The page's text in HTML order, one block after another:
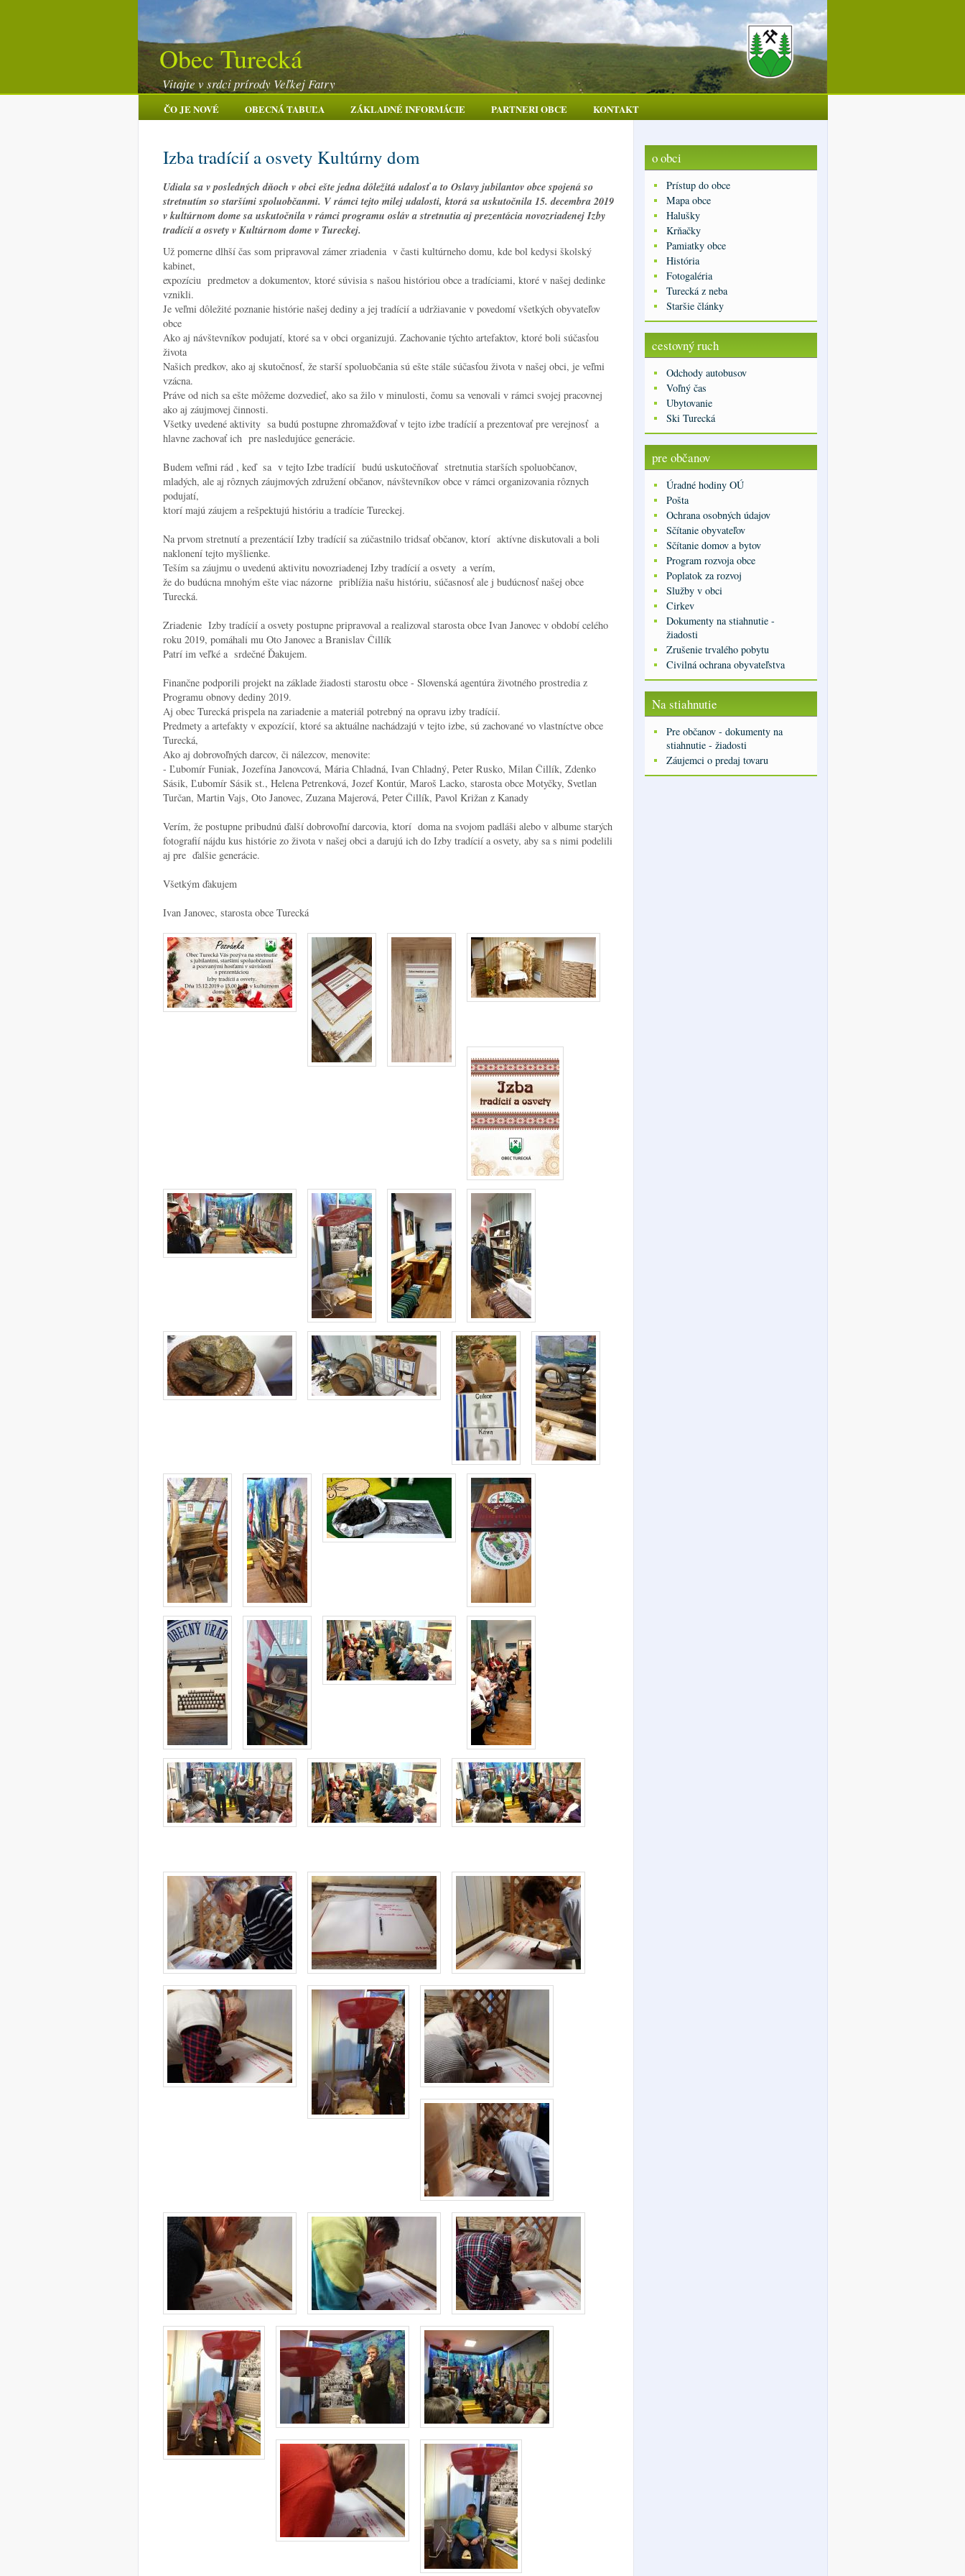
Obec Turecká
Vitajte v srdci prírody Veľkej Fatry
ČO JE NOVÉ OBECNÁ TABUĽA ZÁKLADNÉ INFORMÁCIE PARTNERI OBCE KONTAKT
Izba tradícií a osvety Kultúrny dom
Udiala sa v posledných dňoch v obci ešte jedna dôležitá udalosť a to Oslavy jubilantov obce spojená so
stretnutím so staršími spoluobčanmi. V rámci tejto milej udalosti, ktorá sa uskutočnila 15. decembra 2019
v kultúrnom dome sa uskutočnila v rámci programu osláv a stretnutia aj prezentácia novozriadenej Izby
tradícií a osvety v Kultúrnom dome v Tureckej.
Už pomerne dlhší čas som pripravoval zámer zriadenia v časti kultúrneho domu, kde bol kedysi školský
kabinet,
expozíciu predmetov a dokumentov, ktoré súvisia s našou históriou obce a tradíciami, ktoré v našej dedinke
vznikli.
Je veľmi dôležité poznanie histórie našej dediny a jej tradícií a udržiavanie v povedomí všetkých obyvateľov
obce
Ako aj návštevníkov podujatí, ktoré sa v obci organizujú. Zachovanie týchto artefaktov, ktoré boli súčasťou
života
Našich predkov, ako aj skutočnosť, že starší spoluobčania sú ešte stále súčasťou života v našej obci, je veľmi
vzácna.
Práve od nich sa ešte môžeme dozvedieť, ako sa žilo v minulosti, čomu sa venovali v rámci svojej pracovnej
ako aj záujmovej činnosti.
Všetky uvedené aktivity sa budú postupne zhromažďovať v tejto izbe tradícií a prezentovať pre verejnosť a
hlavne zachovať ich pre nasledujúce generácie.
Budem veľmi rád , keď sa v tejto Izbe tradícií budú uskutočňovať stretnutia starších spoluobčanov,
mladých, ale aj rôznych záujmových združení občanov, návštevníkov obce v rámci organizovania rôznych
podujatí,
ktorí majú záujem a rešpektujú históriu a tradície Tureckej.
Na prvom stretnutí a prezentácií Izby tradícií sa zúčastnilo tridsať občanov, ktorí aktívne diskutovali a boli
naklonení tejto myšlienke.
Teším sa záujmu o uvedenú aktivitu novozriadenej Izby tradícií a osvety a verím,
že do budúcna mnohým ešte viac názorne priblížia našu históriu, súčasnosť ale j budúcnosť našej obce
Turecká.
Zriadenie Izby tradícií a osvety postupne pripravoval a realizoval starosta obce Ivan Janovec v období celého
roku 2019, pomáhali mu Oto Janovec a Branislav Čillík
Patrí im veľké a srdečné Ďakujem.
Finančne podporili projekt na základe žiadosti starostu obce - Slovenská agentúra životného prostredia z
Programu obnovy dediny 2019.
Aj obec Turecká prispela na zariadenie a materiál potrebný na opravu izby tradícií.
Predmety a artefakty v expozícií, ktoré sa aktuálne nachádzajú v tejto izbe, sú zachované vo vlastníctve obce
Turecká,
Ako aj dobrovoľných darcov, či nálezcov, menovite:
- Ľubomír Funiak, Jozefína Janovcová, Mária Chladná, Ivan Chladný, Peter Rusko, Milan Čillík, Zdenko
Sásik, Ľubomír Sásik st., Helena Petrenková, Jozef Kontúr, Maroš Lacko, starosta obce Motyčky, Svetlan
Turčan, Martin Vajs, Oto Janovec, Zuzana Majerová, Peter Čillík, Pavol Križan z Kanady
Verím, že postupne pribudnú ďalší dobrovoľní darcovia, ktorí doma na svojom padláši alebo v albume starých
fotografií nájdu kus histórie zo života v našej obci a darujú ich do Izby tradícií a osvety, aby sa s nimi podelili
aj pre ďalšie generácie.
Všetkým ďakujem
Ivan Janovec, starosta obce Turecká
o obci
Prístup do obce
Mapa obce
Halušky
Krňačky
Pamiatky obce
História
Fotogaléria
Turecká z neba
Staršie články
cestovný ruch
Odchody autobusov
Voľný čas
Ubytovanie
Ski Turecká
pre občanov
Úradné hodiny OÚ
Pošta
Ochrana osobných údajov
Sčítanie obyvateľov
Sčítanie domov a bytov
Program rozvoja obce
Poplatok za rozvoj
Služby v obci
Cirkev
Dokumenty na stiahnutie -
žiadosti
Zrušenie trvalého pobytu
Civilná ochrana obyvateľstva
Na stiahnutie
Pre občanov - dokumenty na
stiahnutie - žiadosti
Záujemci o predaj tovaru